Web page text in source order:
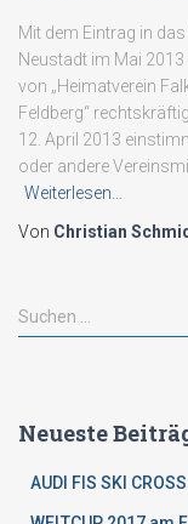
Mit dem Eintrag in
Neustadt im Mai
von „Heimatverein
Feldberg“
12. April 2013
oder andere
Weiterlesen…
Von Christian
S
u
n
Suchen …
Neueste
AUDI FIS SKI